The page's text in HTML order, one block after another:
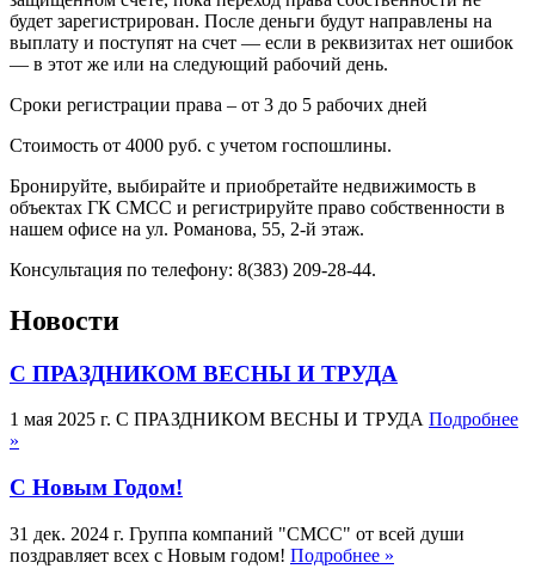
будет зарегистрирован. После деньги будут направлены на
выплату и поступят на счет — если в реквизитах нет ошибок
— в этот же или на следующий рабочий день.
Сроки регистрации права – от 3 до 5 рабочих дней
Стоимость от 4000 руб. с учетом госпошлины.
Бронируйте, выбирайте и приобретайте недвижимость в
объектах ГК СМСС и регистрируйте право собственности в
нашем офисе на ул. Романова, 55, 2-й этаж.
Консультация по телефону: 8(383) 209-28-44.
Новости
С ПРАЗДНИКОМ ВЕСНЫ И ТРУДА
1 мая 2025 г. С ПРАЗДНИКОМ ВЕСНЫ И ТРУДА Подробнее
»
С Новым Годом!
31 дек. 2024 г. Группа компаний "СМСС" от всей души
поздравляет всех с Новым годом! Подробнее »